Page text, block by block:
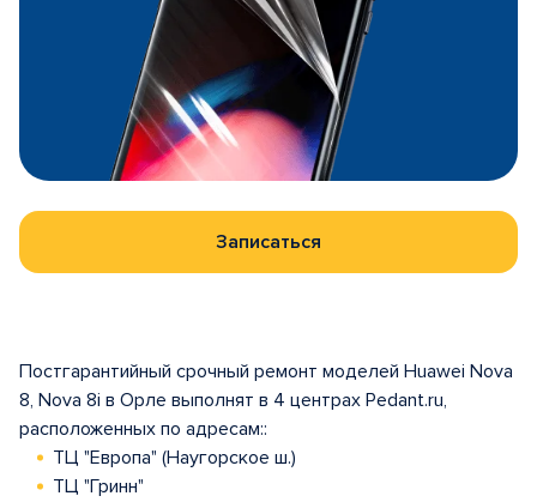
Записаться
Постгарантийный срочный ремонт моделей Huawei Nova
8, Nova 8i в Орле выполнят в 4 центрах Pedant.ru,
расположенных по адресам::
ТЦ "Европа" (Наугорское ш.)
ТЦ "Гринн"